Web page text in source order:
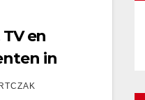
en
in